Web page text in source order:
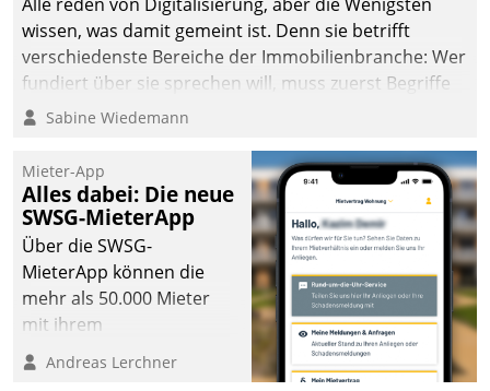
wissen, was damit gemeint ist. Denn sie betrifft
verschiedenste Bereiche der Immobilienbranche: Wer
fundiert über sie sprechen will, muss zuerst Begriffe
klären. Ein Aspekt ist die betriebliche Optimierung:
Einsparungen durch optimierte und automatisierte
Prozesse. Doch man darf nicht zu viel erwarten: Allein
mit der Einführung einer neuen Software ist es nicht
getan. Die Digitalisierung erfordert von Unternehmen
die Bereitschaft, sich zu überprüfen, zu hinterfragen
und zu verändern.
Sabine Wiedemann
Mieter-App
Alles dabei: Die neue
SWSG-MieterApp
Über die SWSG-
MieterApp können die
mehr als 50.000 Mieter
mit ihrem
Wohnungsunternehmen
kommunizieren, auf dem
Andreas Lerchner